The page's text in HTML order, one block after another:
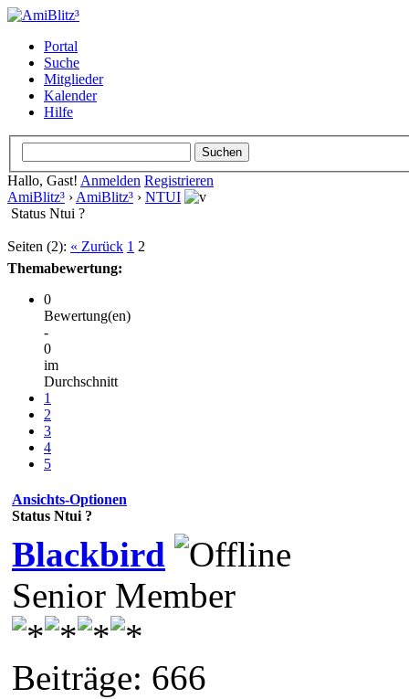
Portal
Suche
Mitglieder
Kalender
Hilfe
Hallo, Gast! Anmelden Registrieren
AmiBlitz³ › AmiBlitz³ › NTUI
Status Ntui ?
Seiten (2): « Zurück 1 2
Themabewertung:
0
Bewertung(en)
-
0
im
Durchschnitt
1
2
3
4
5
Ansichts-Optionen
Status Ntui ?
Blackbird
Senior Member
Beiträge: 666